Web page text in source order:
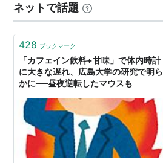
ネットで話題
428 ブックマーク
「カフェイン飲料+甘味」で体内時計
に大きな遅れ、広島大学の研究で明ら
かに──昼夜逆転したマウスも